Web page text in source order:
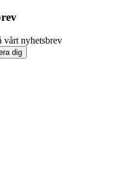
vårt nyhetsbrev
dig